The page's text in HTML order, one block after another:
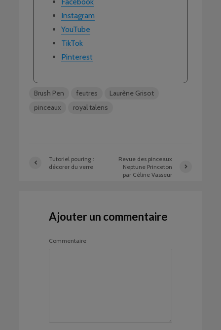
Instagram
YouTube
TikTok
Pinterest
Brush Pen feutres
Laurène Grisot
pinceaux
royal talens
Tutoriel pouring :
décorer du verre
Revue des pinceaux
Neptune Princeton
par Céline Vasseur
Ajouter un commentaire
Commentaire